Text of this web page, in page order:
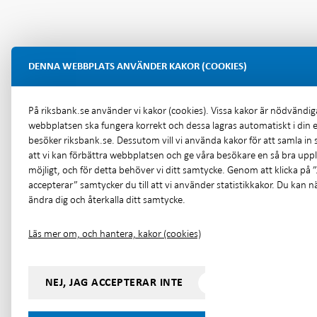
DENNA WEBBPLATS ANVÄNDER KAKOR (COOKIES)
På riksbank.se använder vi kakor (cookies). Vissa kakor är
webbplatsen ska fungera korrekt och dessa lagras automatiskt i din
besöker riksbank.se. Dessutom vill vi använda kakor för att samla in
att vi kan förbättra webbplatsen och ge våra besökare en så bra
möjligt, och för detta behöver vi ditt samtycke. Genom att klicka på
accepterar” samtycker du till att vi använder statistikkakor. Du kan
ändra dig och återkalla ditt samtycke.
Läs mer om, och hantera, kakor (cookies)
NEJ, JAG ACCEPTERAR INTE